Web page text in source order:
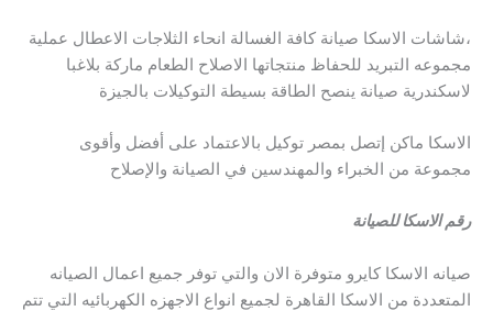
،شاشات الاسكا صيانة كافة الغسالة انحاء الثلاجات الاعطال عملية
مجموعه التبريد للحفاظ منتجاتها الاصلاح الطعام ماركة بلاغبا
لاسكندرية صيانة ينصح الطاقة بسيطة التوكيلات بالجيزة
الاسكا ماكن إتصل بمصر توكيل بالاعتماد على أفضل وأقوى
مجموعة من الخبراء والمهندسين في الصيانة والإصلاح
رقم الاسكا للصيانة
صيانه الاسكا كايرو متوفرة الان والتي توفر جميع اعمال الصيانه
المتعددة من الاسكا القاهرة لجميع انواع الاجهزه الكهربائيه التي تتم